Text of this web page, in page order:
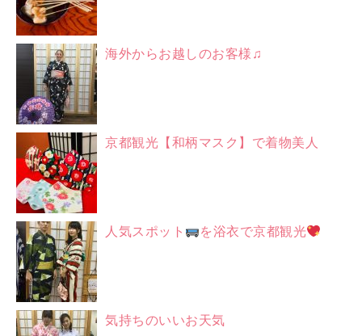
海外からお越しのお客様♫
京都観光【和柄マスク】で着物美人
人気スポット を浴衣で京都観光
気持ちのいいお天気